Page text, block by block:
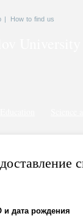
| How to find us
дата рождения